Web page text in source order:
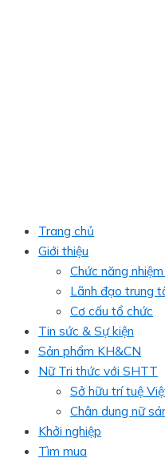
Trang chủ
Giới thiệu
Chức năng
Lãnh đạo trung
Cơ cấu tổ chức
Tin sức & Sự kiện
Sản phẩm KH&CN
Nữ Tri thức với SHTT
Sở hữu trí tuệ
Chân dung nữ
Khởi nghiệp
Tìm mua